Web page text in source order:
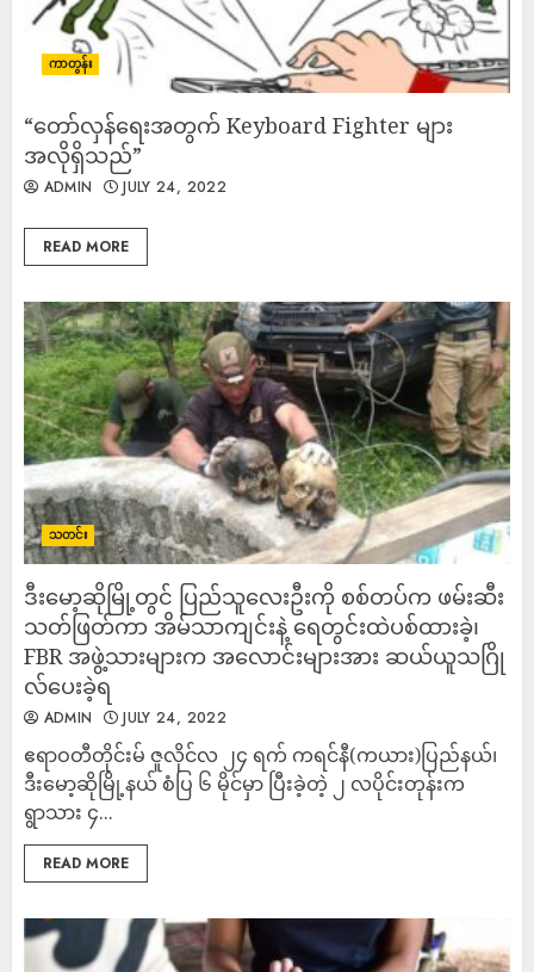
ကာတွန်း
“တော်လှန်ရေးအတွက် Keyboard Fighter များ
အလိုရှိသည်”
ADMIN JULY 24, 2022
READ MORE
သတင်း
ဒီးမော့ဆိုမြို့တွင် ပြည်သူလေးဦးကို စစ်တပ်က ဖမ်းဆီး
သတ်ဖြတ်ကာ အိမ်သာကျင်းနဲ့ ရေတွင်းထဲပစ်ထားခဲ့၊
FBR အဖွဲ့သားများက အလောင်းများအား ဆယ်ယူသဂြို
လ်ပေးခဲ့ရ
ADMIN JULY 24, 2022
ဧရာဝတီတိုင်းမ် ဇူလိုင်လ ၂၄ ရက် ကရင်နီ(ကယား)ပြည်နယ်၊
ဒီးမော့ဆိုမြို့နယ် စံပြ ၆ မိုင်မှာ ပြီးခဲ့တဲ့ ၂ လပိုင်းတုန်းက
ရွာသား ၄...
READ MORE